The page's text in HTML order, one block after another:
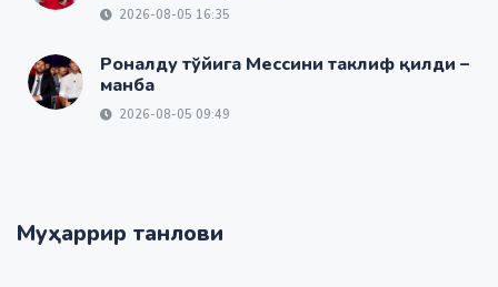
2026-08-05 16:35
Роналду тўйига Мессини таклиф қилди –
манба
2026-08-05 09:49
Муҳаррир танлови